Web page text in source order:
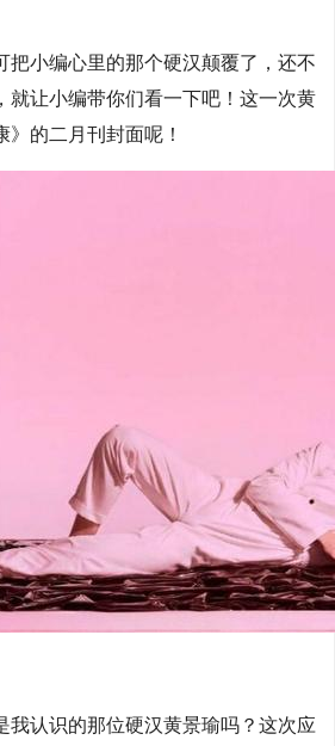
把小编心里的那个硬汉颠覆了，还不
就让小编带你们看一下吧！这一次黄
的二月刊封面呢！
我认识的那位硬汉黄景瑜吗？这次应